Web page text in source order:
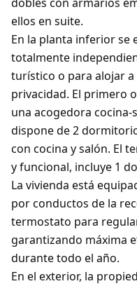
ellos en suite.
En la planta inferior se
totalmente
turístico o para alojar
privacidad. El primero
una acogedora
dispone de 2
con cocina y salón. El
y funcional, incluye 1
La vivienda está
por conductos de la
termostato para
garantizando máxima
durante todo el año.
En el exterior, la